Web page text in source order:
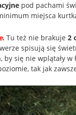
pod pachami
miejsca
. Tu też nie brakuje 2
spisują się
by się nie wplątały
tak jak